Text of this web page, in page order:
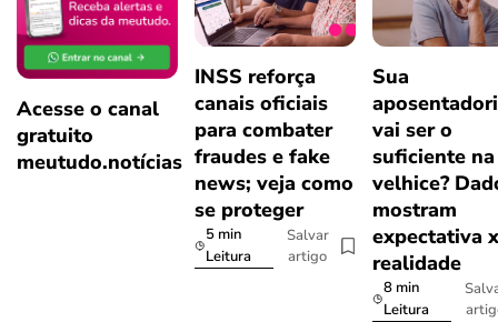
Acesse o canal
gratuito
meutudo.notícias
INSS reforça
canais oficiais
para combater
fraudes e fake
news; veja como
se proteger
5 min
Leitura
Salvar
artigo
Sua
vai ser o
suficiente na
velhice?
mostram
expectativa x
realidade
8 min
Leitura